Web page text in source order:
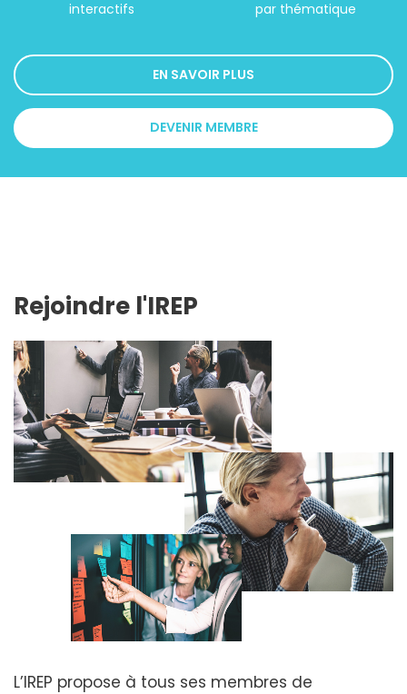
interactifs
par thématique
EN SAVOIR PLUS
DEVENIR MEMBRE
Rejoindre l'IREP
L’IREP propose à tous ses membres de